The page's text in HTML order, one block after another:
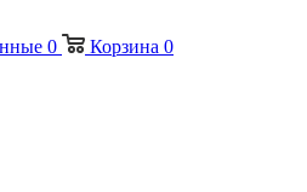
0 Корзина 0